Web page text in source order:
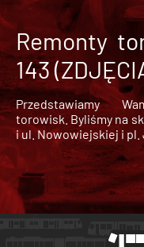
Remonty
143
Przedstawiamy
torowisk. Byliśmy na
i ul. Nowowiejskiej i pl.